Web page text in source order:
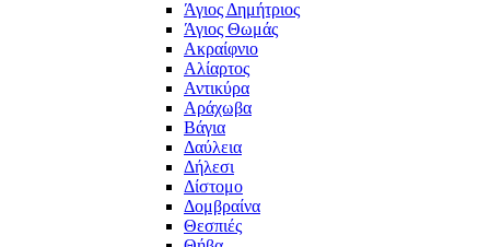
Άγιος Δημήτριος
Άγιος Θωμάς
Ακραίφνιο
Αλίαρτος
Αντικύρα
Αράχωβα
Βάγια
Δαύλεια
Δήλεσι
Δίστομο
Δομβραίνα
Θεσπιές